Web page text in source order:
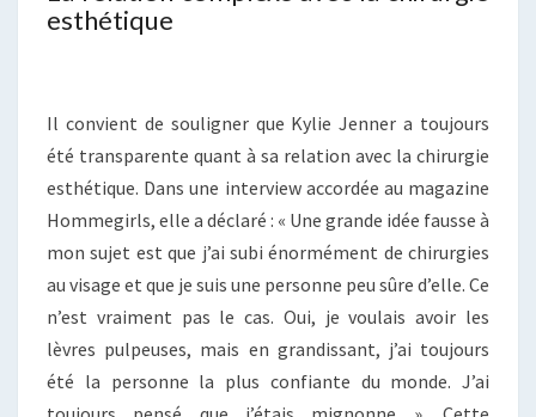
esthétique
Il convient de souligner que Kylie Jenner a toujours
été transparente quant à sa relation avec la chirurgie
esthétique. Dans une interview accordée au magazine
Hommegirls, elle a déclaré : « Une grande idée fausse à
mon sujet est que j’ai subi énormément de chirurgies
au visage et que je suis une personne peu sûre d’elle. Ce
n’est vraiment pas le cas. Oui, je voulais avoir les
lèvres pulpeuses, mais en grandissant, j’ai toujours
été la personne la plus confiante du monde. J’ai